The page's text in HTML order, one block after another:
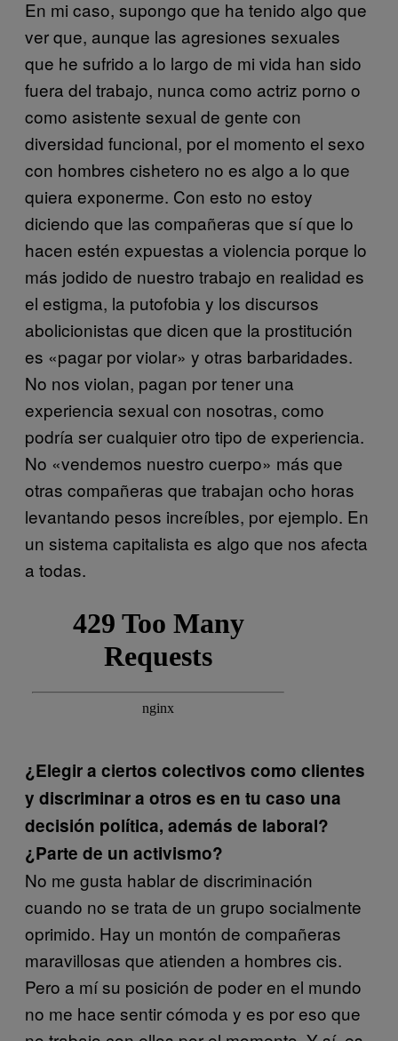
En mi caso, supongo que ha tenido algo que
ver que, aunque las agresiones sexuales
que he sufrido a lo largo de mi vida han sido
fuera del trabajo, nunca como actriz porno o
como asistente sexual de gente con
diversidad funcional, por el momento el sexo
con hombres cishetero no es algo a lo que
quiera exponerme. Con esto no estoy
diciendo que las compañeras que sí que lo
hacen estén expuestas a violencia porque lo
más jodido de nuestro trabajo en realidad es
el estigma, la putofobia y los discursos
abolicionistas que dicen que la prostitución
es «pagar por violar» y otras barbaridades.
No nos violan, pagan por tener una
experiencia sexual con nosotras, como
podría ser cualquier otro tipo de experiencia.
No «vendemos nuestro cuerpo» más que
otras compañeras que trabajan ocho horas
levantando pesos increíbles, por ejemplo. En
un sistema capitalista es algo que nos afecta
a todas.
¿Elegir a ciertos colectivos como clientes
y discriminar a otros es en tu caso una
decisión política, además de laboral?
¿Parte de un activismo?
No me gusta hablar de discriminación
cuando no se trata de un grupo socialmente
oprimido. Hay un montón de compañeras
maravillosas que atienden a hombres cis.
Pero a mí su posición de poder en el mundo
no me hace sentir cómoda y es por eso que